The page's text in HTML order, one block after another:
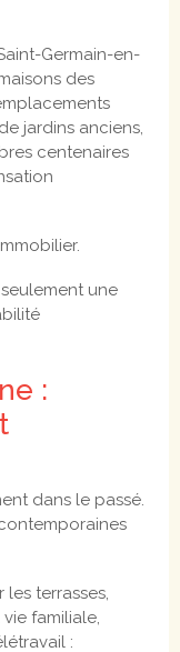
Germain-en-
des
jardins anciens,
centenaires
une
:
dans le passé.
les terrasses,
familiale,
: